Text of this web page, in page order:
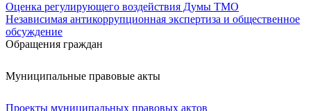
Оценка регулирующего воздействия Думы ТМО
Независимая антикоррупционная экспертиза и общественное
обсуждение
Обращения граждан
Муниципальные правовые акты
Проекты муниципальных правовых актов